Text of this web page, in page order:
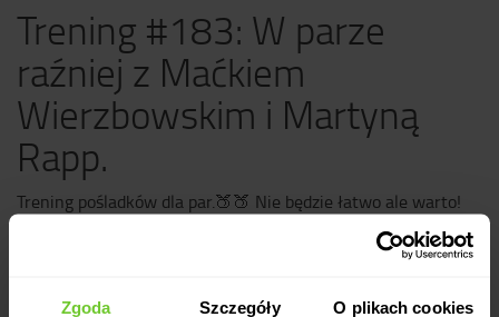
Zgoda Szczegóły O plikach cookies
Trening #183: W parze
raźniej z Maćkiem
Wierzbowskim i Martyną
Rapp.
Trening pośladków dla par.🍑🍑 Nie będzie łatwo ale warto!